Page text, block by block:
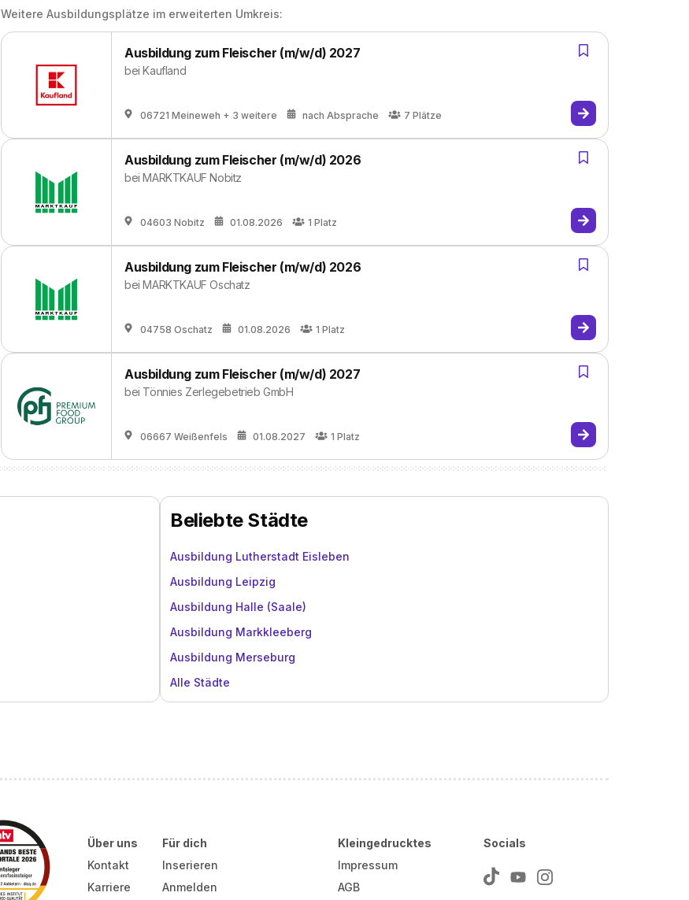
Weitere Ausbildungsplätze im erweiterten Umkreis:
Ausbildung zum Fleischer (m/w/d) 2027
beiKaufland
06721 Meineweh + 3 weitere nach Absprache 7 Plätze
Ausbildung zum Fleischer (m/w/d) 2026
beiMARKTKAUF Nobitz
04603 Nobitz 01.08.2026 1 Platz
Ausbildung zum Fleischer (m/w/d) 2026
beiMARKTKAUF Oschatz
04758 Oschatz 01.08.2026 1 Platz
Ausbildung zum Fleischer (m/w/d) 2027
bei Tönnies Zerlegebetrieb GmbH
06667 Weißenfels 01.08.2027 1 Platz
Beliebte Städte
Ausbildung Lutherstadt Eisleben
Ausbildung Leipzig
Ausbildung Halle (Saale)
Ausbildung Markkleeberg
Ausbildung Merseburg
Alle Städte
Über uns
Kontakt
Karriere
Für dich
Inserieren
Anmelden
Kleingedrucktes
Impressum
AGB
Socials